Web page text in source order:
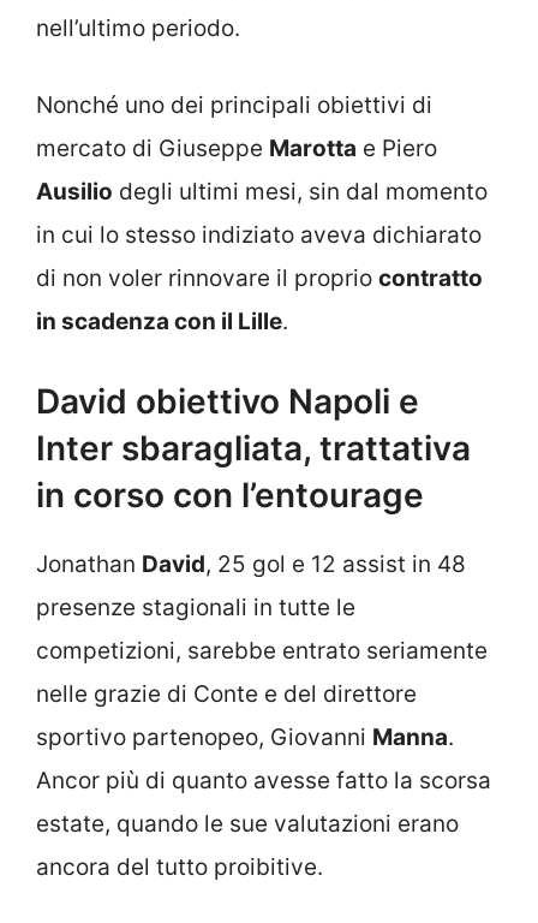
nell’ultimo periodo.
Nonché uno dei principali obiettivi di
mercato di Giuseppe Marotta e Piero
Ausilio degli ultimi mesi, sin dal momento
in cui lo stesso indiziato aveva dichiarato
di non voler rinnovare il proprio contratto
in scadenza con il Lille.
David obiettivo Napoli e
Inter sbaragliata, trattativa
in corso con l’entourage
Jonathan David, 25 gol e 12 assist in 48
presenze stagionali in tutte le
competizioni, sarebbe entrato seriamente
nelle grazie di Conte e del direttore
sportivo partenopeo, Giovanni Manna.
Ancor più di quanto avesse fatto la scorsa
estate, quando le sue valutazioni erano
ancora del tutto proibitive.